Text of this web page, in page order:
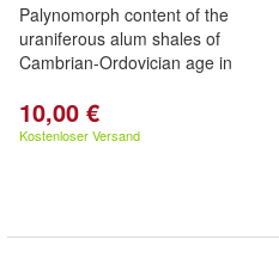
Palynomorph content of the
uraniferous alum shales of
Cambrian-Ordovician age in
10,00 €
Kostenloser Versand